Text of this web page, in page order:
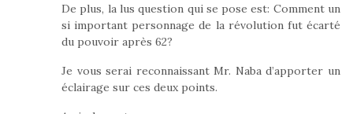
De plus, la lus question qui se pose est: Comment un
si important personnage de la révolution fut écarté
du pouvoir après 62?
Je vous serai reconnaissant Mr. Naba d’apporter un
éclairage sur ces deux points.